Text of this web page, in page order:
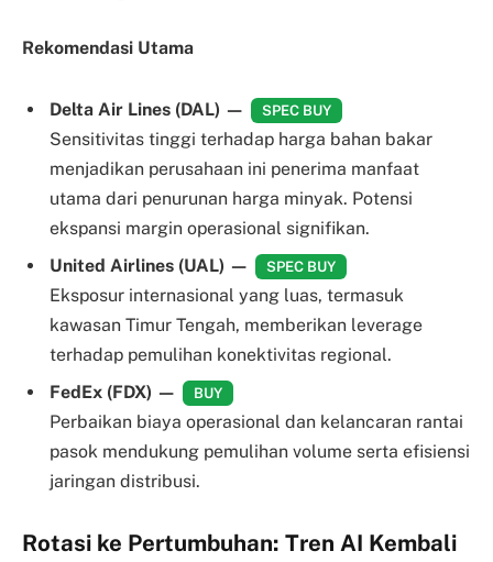
Rekomendasi Utama
Delta Air Lines (DAL) — SPEC BUY
Sensitivitas tinggi terhadap harga bahan bakar
menjadikan perusahaan ini penerima manfaat
utama dari penurunan harga minyak. Potensi
ekspansi margin operasional signifikan.
United Airlines (UAL) —
SPEC BUY
Eksposur internasional yang luas, termasuk
kawasan Timur Tengah, memberikan leverage
terhadap pemulihan konektivitas regional.
FedEx (FDX) —
BUY
Perbaikan biaya operasional dan kelancaran rantai
pasok mendukung pemulihan volume serta efisiensi
jaringan distribusi.
Rotasi ke Pertumbuhan: Tren AI Kembali